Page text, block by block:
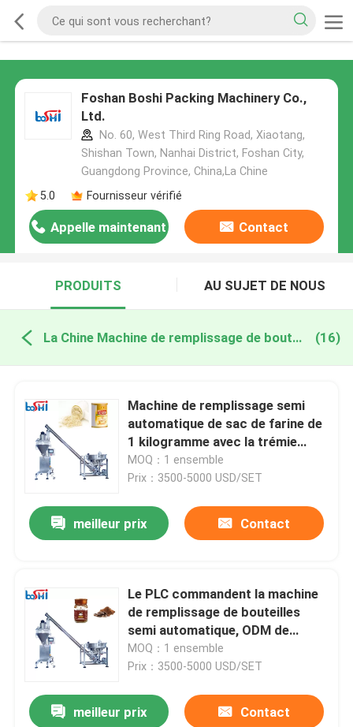
Foshan Boshi Packing Machinery Co.,
Ltd.
No. 60, West Third Ring Road, Xiaotang,
Shishan Town, Nanhai District, Foshan City,
Guangdong Province, China,La Chine
5.0
Fournisseur vérifié
Appelle maintenant Contact
PRODUITS AU SUJET DE NOUS
La Chine Machine de remplissage de bouteilles semi automatique (16)
Machine de remplissage semi
automatique de sac de farine de
1 kilogramme avec la trémie
s'ouvrante
MOQ：1 ensemble
Prix：3500-5000 USD/SET
meilleur prix Contact
Le PLC commandent la machine
de remplissage de bouteilles
semi automatique, ODM de
machine d'embouteillage d'épice
MOQ：1 ensemble
Prix：3500-5000 USD/SET
meilleur prix Contact